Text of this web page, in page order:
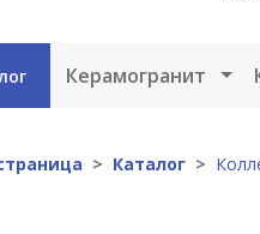
Керамогранит
Каталог